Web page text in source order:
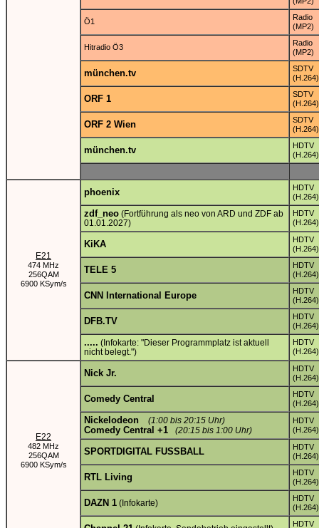
Ö1
Radio
(MP2)
Hitradio Ö3
Radio
(MP2)
münchen.tv
SDTV
(H.264)
ORF 1
SDTV
(H.264)
ORF 2 Wien
SDTV
(H.264)
münchen.tv
HDTV
(H.264)
E21
474 MHz
256QAM
6900 KSym/s
phoenix
HDTV
(H.264)
zdf_neo (Fortführung als neo von ARD und ZDF ab
01.01.2027)
HDTV
(H.264)
KiKA
HDTV
(H.264)
TELE 5
HDTV
(H.264)
CNN International Europe
HDTV
(H.264)
DFB.TV
HDTV
(H.264)
..... (Infokarte: "Dieser Programmplatz ist aktuell
nicht belegt.")
HDTV
(H.264)
E22
482 MHz
256QAM
6900 KSym/s
Nick Jr.
HDTV
(H.264)
Comedy Central
HDTV
(H.264)
Nickelodeon (1:00 bis 20:15 Uhr)
Comedy Central +1 (20:15 bis 1:00 Uhr)
HDTV
(H.264)
SPORTDIGITAL FUSSBALL
HDTV
(H.264)
RTL Living
HDTV
(H.264)
DAZN 1 (Infokarte)
HDTV
(H.264)
HDTV